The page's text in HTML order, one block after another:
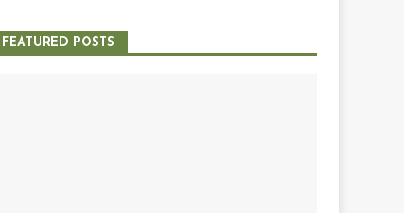
FEATURED POSTS